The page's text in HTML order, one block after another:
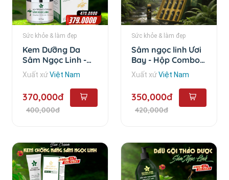
Sức khỏe & làm đẹp
Kem Dưỡng Da
Sâm Ngọc Linh -
35g
Xuất xứViệt Nam
370,000đ
400,000đ
Sức khỏe & làm đẹp
Sâm ngọc linh Ươi
Bay - Hộp Combo
10 chai
Xuất xứViệt Nam
350,000đ
420,000đ